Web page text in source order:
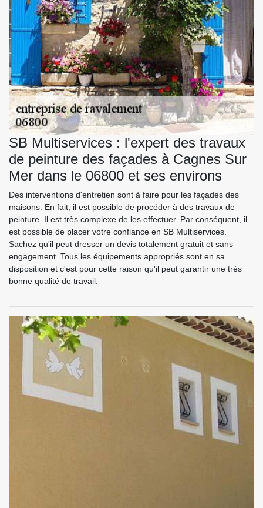
SB Multiservices : l'expert des travaux
de peinture des façades à Cagnes Sur
Mer dans le 06800 et ses environs
Des interventions d'entretien sont à faire pour les façades des
maisons. En fait, il est possible de procéder à des travaux de
peinture. Il est très complexe de les effectuer. Par conséquent, il
est possible de placer votre confiance en SB Multiservices.
Sachez qu'il peut dresser un devis totalement gratuit et sans
engagement. Tous les équipements appropriés sont en sa
disposition et c'est pour cette raison qu'il peut garantir une très
bonne qualité de travail.